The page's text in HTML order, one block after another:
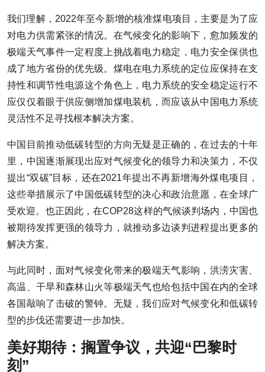
我们理解，2022年至今新增的核准煤电项目，主要是为了应
对电力供需紧张的情况。在气候变化的影响下，愈加频发的
极端天气事件一定程度上挑战着电力稳定，电力安全保供也
成了地方省份的优先级。煤电在电力系统的定位应保持在支
持性和调节性电源这个角色上，电力系统的安全稳定运行不
应仅仅着眼于供应侧增加煤电装机，而应该从中国电力系统
灵活性不足寻找根本解决方案。
中国目前推动低碳转型的方向无疑是正确的，在过去的十年
里，中国逐渐展现出应对气候变化的领导力和决策力，不仅
提出“双碳”目标，还在2021年提出不再新增海外煤电项目，
这些举措展示了中国低碳转型的决心和政治意愿，在全球广
受欢迎。也正因此，在COP28这样的气候谈判场内，中国也
被期待发挥更强的领导力，就推动多边谈判进程提出更多的
解决方案。
与此同时，面对气候变化带来的极端天气影响，洪涝灾害、
高温、干旱和森林山火等极端天气也给包括中国在内的全球
各国敲响了击破的警钟。无疑，我们应对气候变化和低碳转
型的步伐还需要进一步加快。
美好期待：搁置争议，共迎“巴黎时
刻”